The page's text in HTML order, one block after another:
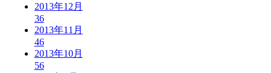
2013年12月
36
2013年11月
46
2013年10月
56